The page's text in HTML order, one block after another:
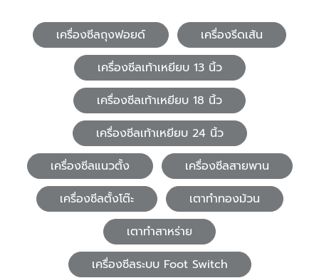
เครื่องซีลถุงฟอยด์
เครื่องรีดเส้น
เครื่องซีลเท้าเหยียบ 13 นิ้ว
เครื่องซีลเท้าเหยียบ 18 นิ้ว
เครื่องซีลเท้าเหยียบ 24 นิ้ว
เครื่องซีลแนวตั้ง
เครื่องซีลสายพาน
เครื่องซีลตั้งโต๊ะ
เตาทำทองม้วน
เตาทำสาหร่าย
เครื่องซีลระบบ Foot Switch